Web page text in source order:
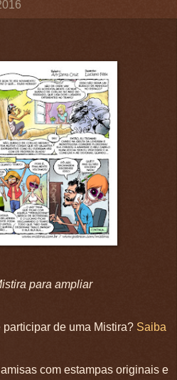
para ampliar
de uma Mistira? Saiba
com estampas originais e